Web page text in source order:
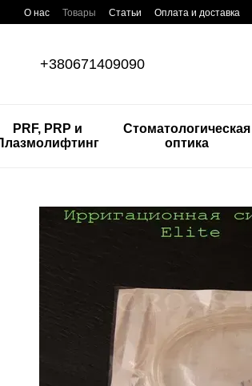
Перейти к основному контенту
О нас Товары Статьи Оплата и доставка
+380671409090
PRF, PRP и
Стоматологическая
оптика